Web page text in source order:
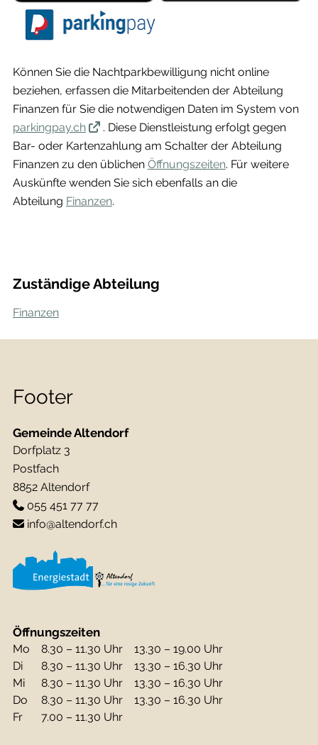
Können Sie die Nachtparkbewilligung nicht online
beziehen, erfassen die Mitarbeitenden der Abteilung
Finanzen für Sie die notwendigen Daten im System von
parkingpay.ch
. Diese Dienstleistung erfolgt gegen
Bar- oder Kartenzahlung am Schalter der Abteilung
Finanzen zu den üblichen Öffnungszeiten. Für weitere
Auskünfte wenden Sie sich ebenfalls an die
Abteilung Finanzen.
Zuständige Abteilung
Finanzen
Footer
Gemeinde Altendorf
Dorfplatz 3
Postfach
8852 Altendorf
055 451 77 77
info@altendorf.ch
Öffnungszeiten
Mo 8.30 – 11.30 Uhr
13.30 – 19.00 Uhr
Di
8.30 – 11.30 Uhr
13.30 – 16.30 Uhr
Mi
8.30 – 11.30 Uhr
13.30 – 16.30 Uhr
Do
8.30 – 11.30 Uhr
13.30 – 16.30 Uhr
Fr
7.00 – 11.30 Uhr